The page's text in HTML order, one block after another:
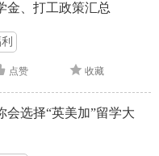
金、打工政策汇总
点赞 收藏
会选择“英美加”留学大